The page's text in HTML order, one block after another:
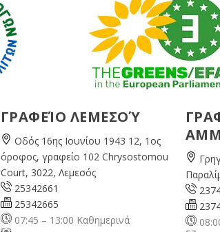
ΓΡΑΦΕΊΟ ΛΕΜΕΣΟΎ
Οδός 16ης Ιουνίου 1943 12, 1ος
όροφος, γραφείο 102 Chrysostomou
Court, 3022, Λεμεσός
25342661
25342665
07:45 – 13:00 Καθημερινά